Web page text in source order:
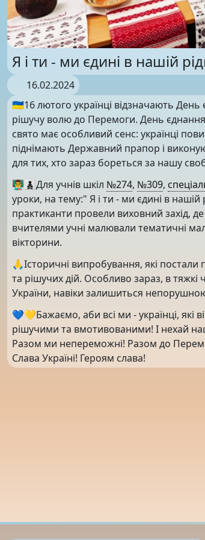
Я і ти - ми єдині в нашій
16.02.2024
🇺🇦16 лютого українці відзначають День
рішучу волю до Перемоги. День єднання
свято має особливий сенс: українці
піднімають Державний прапор і
для тих, хто зараз бореться за нашу
👨‍🏫👨‍👦‍👦Для учнів шкіл №274, №309,
уроки, на тему:" Я і ти - ми єдині в нашій
практиканти провели виховний захід,
вчителями учні малювали тематичні
вікторини.
🙏Історичні випробування, які
та рішучих дій. Особливо зараз, в
України, навіки залишиться
💙💛Бажаємо, аби всі ми - українці, які
рішучими та вмотивованими! І нехай
Разом ми непереможні! Разом до
Слава Україні! Героям слава!